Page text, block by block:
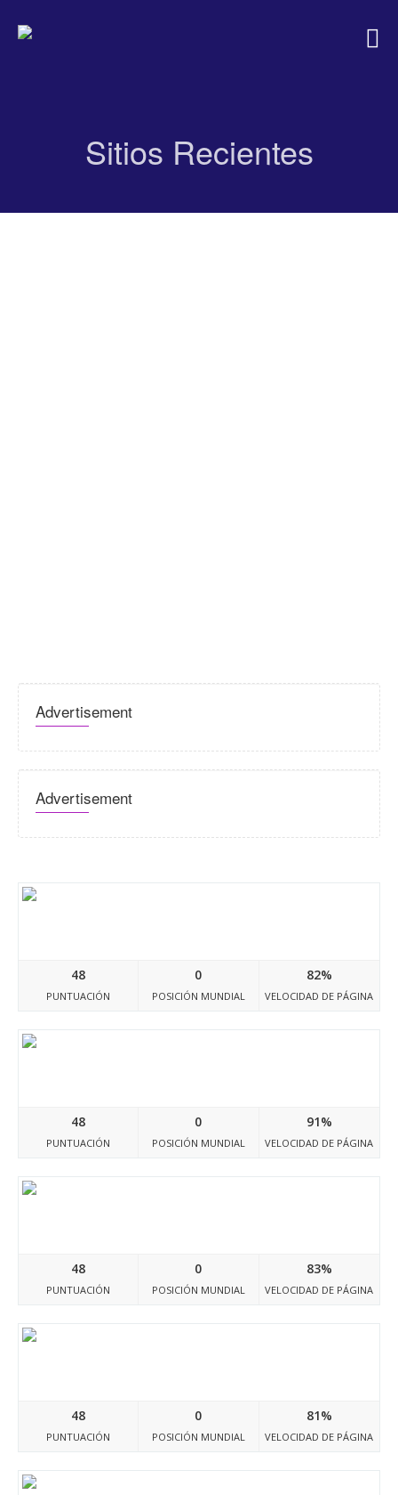
Sitios Recientes
Advertisement
Advertisement
48
PUNTUACIÓN
0
POSICIÓN MUNDIAL
82%
VELOCIDAD DE PÁGINA
48
PUNTUACIÓN
0
POSICIÓN MUNDIAL
91%
VELOCIDAD DE PÁGINA
48
PUNTUACIÓN
0
POSICIÓN MUNDIAL
83%
VELOCIDAD DE PÁGINA
48
PUNTUACIÓN
0
POSICIÓN MUNDIAL
81%
VELOCIDAD DE PÁGINA